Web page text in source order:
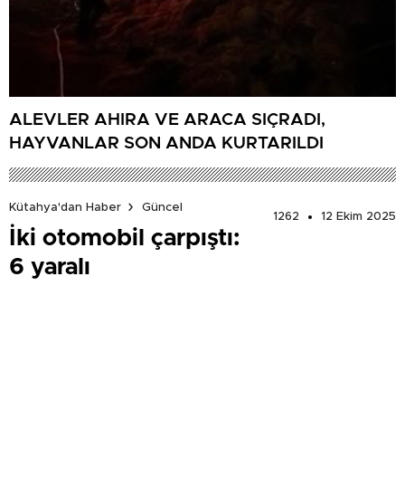
ALEVLER AHIRA VE ARACA SIÇRADI,
HAYVANLAR SON ANDA KURTARILDI
Kütahya'dan Haber
Güncel
1262
12 Ekim 2025
İki otomobil çarpıştı:
6 yaralı